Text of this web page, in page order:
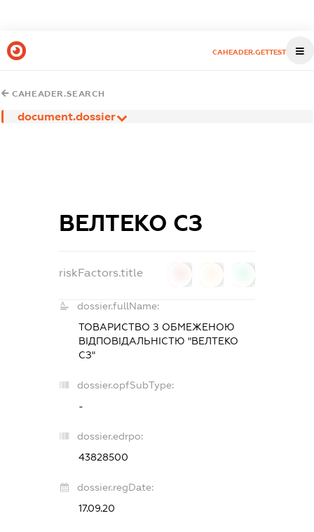
CAHEADER.GETTEST
CAHEADER.SEARCH
document.dossier
ВЕЛТЕКО СЗ
riskFactors.title
dossier.fullName:
ТОВАРИСТВО З ОБМЕЖЕНОЮ
ВІДПОВІДАЛЬНІСТЮ "ВЕЛТЕКО
СЗ"
dossier.opfSubType:
-
dossier.edrpo:
43828500
dossier.regDate:
17.09.20